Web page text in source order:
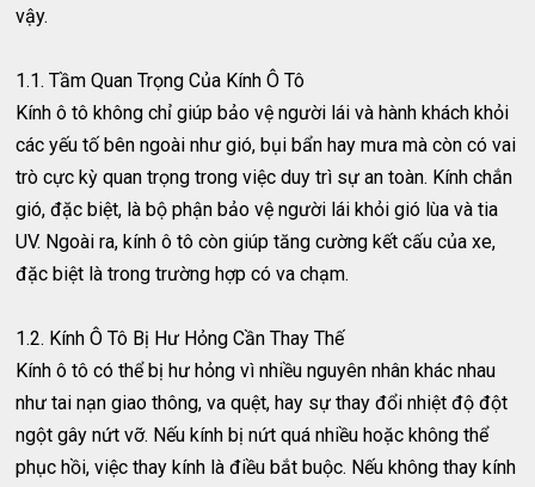
vậy.
1.1. Tầm Quan Trọng Của Kính Ô Tô
Kính ô tô không chỉ giúp bảo vệ người lái và hành khách khỏi
các yếu tố bên ngoài như gió, bụi bẩn hay mưa mà còn có vai
trò cực kỳ quan trọng trong việc duy trì sự an toàn. Kính chắn
gió, đặc biệt, là bộ phận bảo vệ người lái khỏi gió lùa và tia
UV. Ngoài ra, kính ô tô còn giúp tăng cường kết cấu của xe,
đặc biệt là trong trường hợp có va chạm.
1.2. Kính Ô Tô Bị Hư Hỏng Cần Thay Thế
Kính ô tô có thể bị hư hỏng vì nhiều nguyên nhân khác nhau
như tai nạn giao thông, va quệt, hay sự thay đổi nhiệt độ đột
ngột gây nứt vỡ. Nếu kính bị nứt quá nhiều hoặc không thể
phục hồi, việc thay kính là điều bắt buộc. Nếu không thay kính